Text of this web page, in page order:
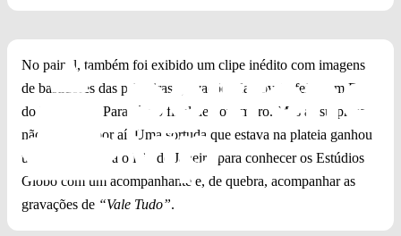
No painel, também foi exibido um clipe inédito com imagens
de bastidores das primeiras gravações da novela feitas em Foz
do Iguaçu, no Paraná, no final de novembro. Mas as surpresas
não pararam por aí. Uma sortuda que estava na plateia ganhou
uma viagem para o Rio de Janeiro para conhecer os Estúdios
Globo com um acompanhante e, de quebra, acompanhar as
gravações de “Vale Tudo”.